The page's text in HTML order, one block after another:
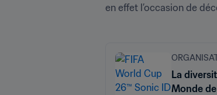
en effet l’occasion de
La
Monde